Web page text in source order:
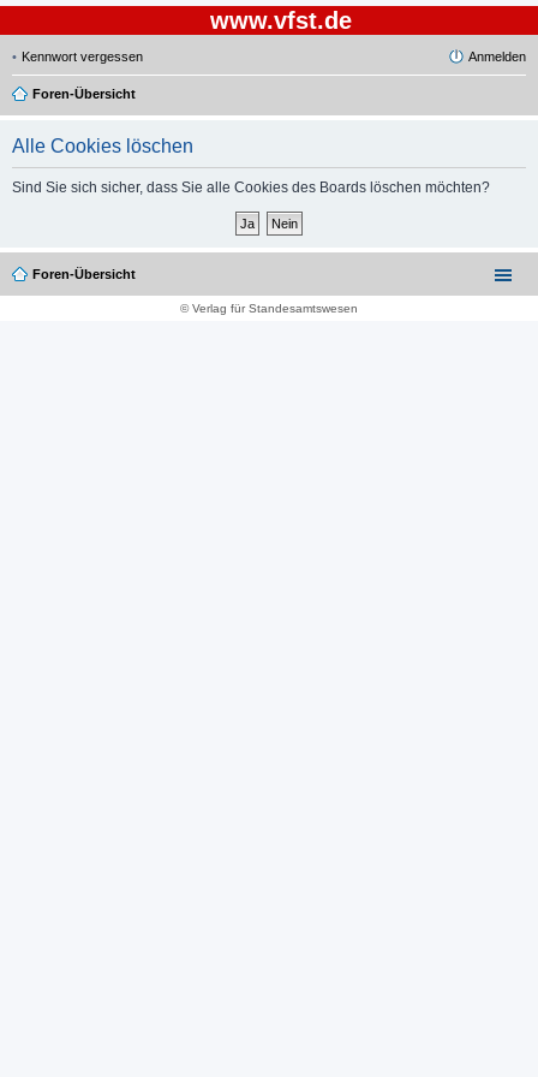
www.vfst.de
Kennwort vergessen Anmelden
Foren-Übersicht
Alle Cookies löschen
Sind Sie sich sicher, dass Sie alle Cookies des Boards löschen möchten?
Foren-Übersicht
© Verlag für Standesamtswesen